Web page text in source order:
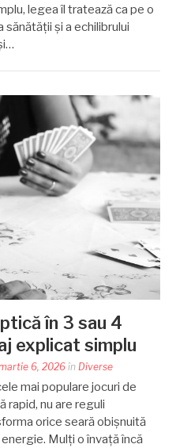
legea îl tratează ca pe o
și a echilibrului
în 3 sau 4
explicat simplu
6, 2026în Diverse
mai populare jocuri de
rapid, nu are reguli
orice seară obișnuită
Mulți o învață încă